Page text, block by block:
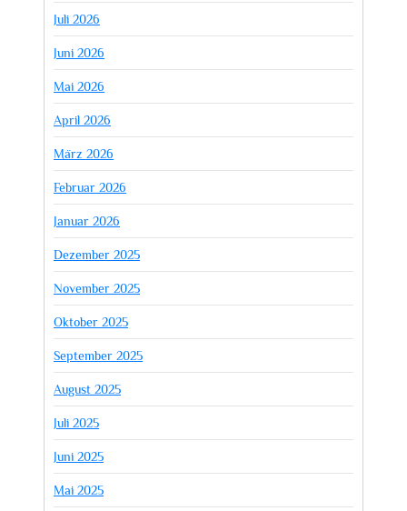
Juli 2026
Juni 2026
Mai 2026
April 2026
März 2026
Februar 2026
Januar 2026
Dezember 2025
November 2025
Oktober 2025
September 2025
August 2025
Juli 2025
Juni 2025
Mai 2025